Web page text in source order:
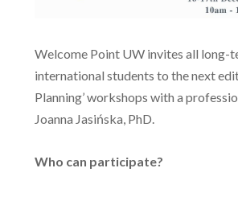
Welcome Point UW invites all long-
international students to the next
Planning’ workshops with a
Joanna Jasińska, PhD.
Who can participate?